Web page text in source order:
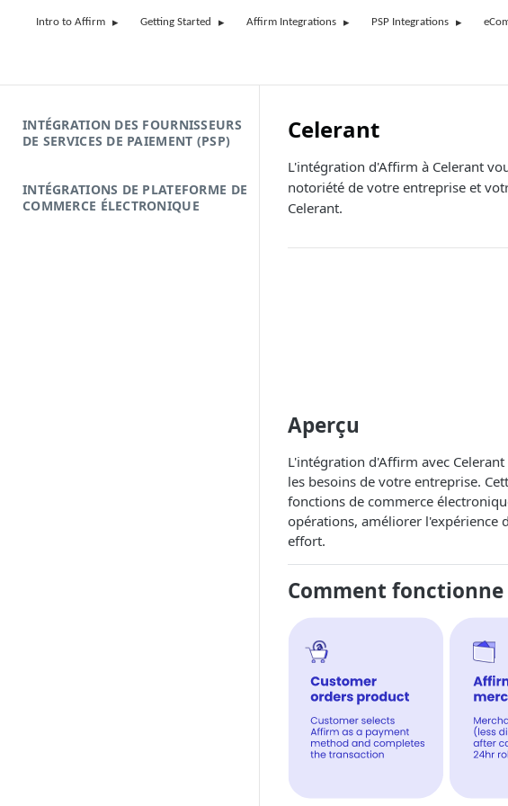
Intro to Affirm Getting Started Affirm Integrations PSP Integrations
INTÉGRATION DES FOURNISSEURS
DE SERVICES DE PAIEMENT (PSP)
INTÉGRATIONS DE PLATEFORME DE
COMMERCE ÉLECTRONIQUE
Celerant
L'intégration d'Affirm à Celerant
notoriété de votre entreprise et
Celerant.
Aperçu
L'intégration d'Affirm avec
les besoins de votre entreprise.
fonctions de commerce
opérations, améliorer l'expérience
effort.
Comment